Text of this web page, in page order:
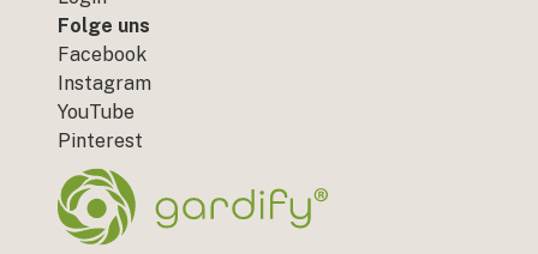
Folge uns
Facebook
Instagram
YouTube
Pinterest